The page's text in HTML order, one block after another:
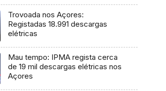
Trovoada nos Açores:
Registadas 18.991 descargas
elétricas
Mau tempo: IPMA regista cerca
de 19 mil descargas elétricas nos
Açores